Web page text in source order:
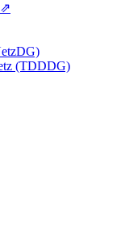
⇗
(TDDDG)